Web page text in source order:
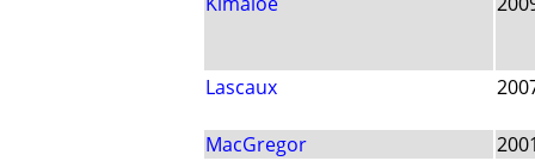
Lascaux
MacGregor